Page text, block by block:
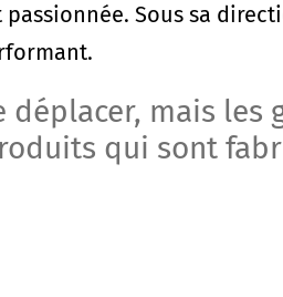
Sous sa
mais les
qui sont